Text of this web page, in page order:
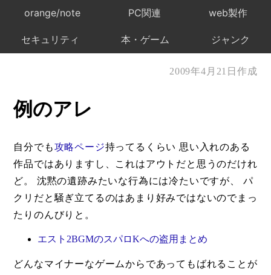
orange/note PC関連 web製作
セキュリティ 本・ゲーム ジャンク
2009年4月21日作成
例のアレ
自分でも攻略ページ持ってるくらい 思い入れのある
作品ではありますし、これはアウトだと思うのだけれ
ど。 沈黙の遺跡みたいな行為には冷たいですが、 パ
クリだと騒ぎ立てるのはあまり好みではないのでまっ
たりのんびりと。
エスト2BGMのスパロKへの盗用まとめ
どんなマイナーなゲームからであってもばれることが